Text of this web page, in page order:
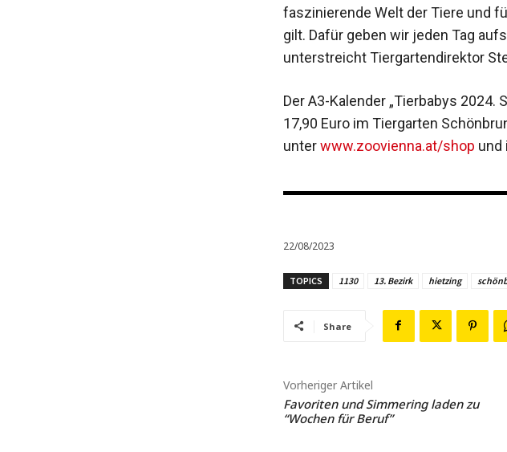
faszinierende Welt der Tiere und
gilt. Dafür geben wir jeden Tag
unterstreicht Tiergartendirektor
Der A3-Kalender „Tierbabys
17,90 Euro im Tiergarten
unterwww.zoovienna.at/shop und
22/08/2023
TOPICS 1130 13. Bezirk hietzing
Share
Vorheriger Artikel
Favoriten und Simmering laden zu
“Wochen für Beruf”